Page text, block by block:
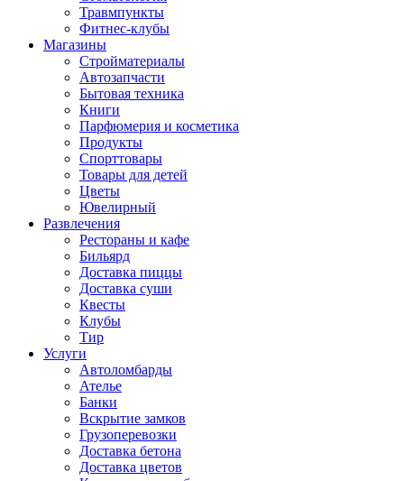
Травмпункты
Фитнес-клубы
Магазины
Стройматериалы
Автозапчасти
Бытовая техника
Книги
Парфюмерия и косметика
Продукты
Спорттовары
Товары для детей
Цветы
Ювелирный
Развлечения
Рестораны и кафе
Бильярд
Доставка пиццы
Доставка суши
Квесты
Клубы
Тир
Услуги
Автоломбарды
Ателье
Банки
Вскрытие замков
Грузоперевозки
Доставка бетона
Доставка цветов